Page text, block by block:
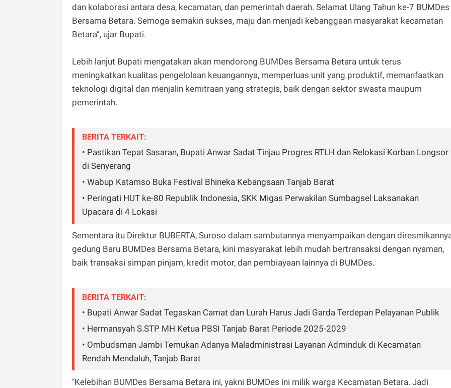
dan kolaborasi antara desa, kecamatan, dan pemerintah daerah. Selamat Ulang Tahun ke-7 BUMDes
Bersama Betara. Semoga semakin sukses, maju dan menjadi kebanggaan masyarakat kecamatan
Betara”, ujar Bupati.
Lebih lanjut Bupati mengatakan akan mendorong BUMDes Bersama Betara untuk terus
meningkatkan kualitas pengelolaan keuangannya, memperluas unit yang produktif, memanfaatkan
teknologi digital dan menjalin kemitraan yang strategis, baik dengan sektor swasta maupum
pemerintah.
BERITA TERKAIT:
• Pastikan Tepat Sasaran, Bupati Anwar Sadat Tinjau Progres RTLH dan Relokasi Korban Longsor
di Senyerang
• Wabup Katamso Buka Festival Bhineka Kebangsaan Tanjab Barat
• Peringati HUT ke-80 Republik Indonesia, SKK Migas Perwakilan Sumbagsel Laksanakan
Upacara di 4 Lokasi
Sementara itu Direktur BUBERTA, Suroso dalam sambutannya menyampaikan dengan
gedung Baru BUMDes Bersama Betara, kini masyarakat lebih mudah bertransaksi dengan nyaman,
baik transaksi simpan pinjam, kredit motor, dan pembiayaan lainnya di BUMDes.
BERITA TERKAIT:
• Bupati Anwar Sadat Tegaskan Camat dan Lurah Harus Jadi Garda Terdepan Pelayanan Publik
• Hermansyah S.STP MH Ketua PBSI Tanjab Barat Periode 2025-2029
• Ombudsman Jambi Temukan Adanya Maladministrasi Layanan Adminduk di Kecamatan
Rendah Mendaluh, Tanjab Barat
"Kelebihan BUMDes Bersama Betara ini, yakni BUMDes ini milik warga Kecamatan Betara. Jadi